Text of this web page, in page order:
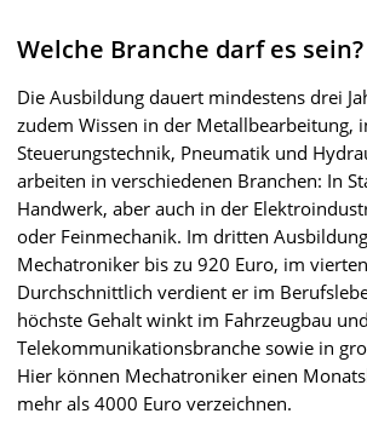
Welche Branche darf es sein?
Die Ausbildung dauert mindestens drei
zudem Wissen in der Metallbearbeitung,
Steuerungstechnik, Pneumatik und
arbeiten in verschiedenen Branchen: In
Handwerk, aber auch in der
oder Feinmechanik. Im dritten
Mechatroniker bis zu 920 Euro, im
Durchschnittlich verdient er im
höchste Gehalt winkt im Fahrzeugbau
Telekommunikationsbranche sowie in
Hier können Mechatroniker einen
mehr als 4000 Euro verzeichnen.